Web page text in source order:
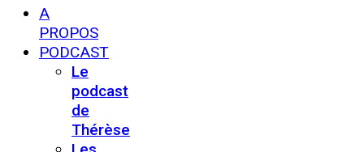
A
PROPOS
PODCAST
Le
podcast
de
Thérèse